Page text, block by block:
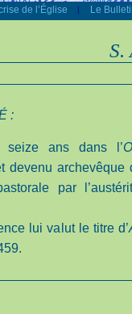
de l’Église | Le
S.
:
seize ans dans l’
devenu
par
lui valut le titre d’